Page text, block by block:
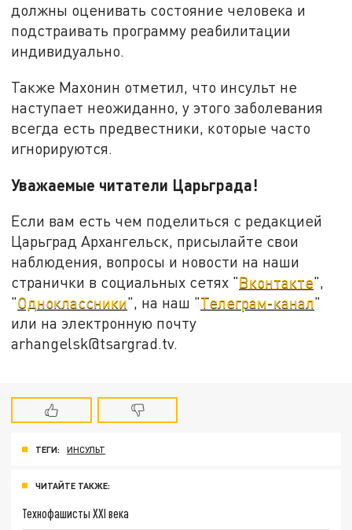
должны оценивать состояние человека и
подстраивать программу реабилитации
индивидуально.
Также Махонин отметил, что инсульт не
наступает неожиданно, у этого заболевания
всегда есть предвестники, которые часто
игнорируются.
Уважаемые читатели Царьграда!
Если вам есть чем поделиться с редакцией
Царьград Архангельск, присылайте свои
наблюдения, вопросы и новости на наши
странички в социальных сетях "Вконтакте",
"Одноклассники", на наш "Телеграм-канал"
или на электронную почту
arhangelsk@tsargrad.tv.
ТЕГИ: ИНСУЛЬТ
ЧИТАЙТЕ ТАКЖЕ:
Технофашисты XXI века